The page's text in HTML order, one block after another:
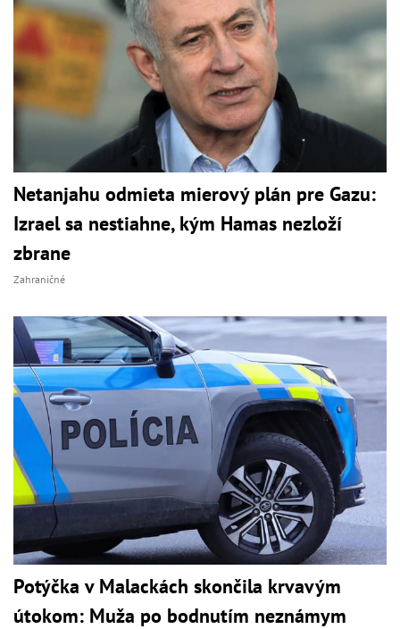
Netanjahu odmieta mierový plán pre Gazu:
Izrael sa nestiahne, kým Hamas nezloží
zbrane
Zahraničné
Potýčka v Malackách skončila krvavým
útokom: Muža po bodnutím neznámym